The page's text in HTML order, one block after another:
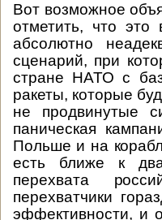
Вот возможное
отметить, что
абсолютно
сценарий, при
стране НАТО с
ракеты, которые
не продвинутые
паническая
Польше и на
есть ближе к
перехвата
перехватчики
эффективности, и